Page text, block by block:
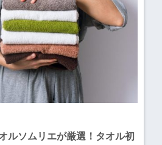
ルソムリエが厳選！タオル初